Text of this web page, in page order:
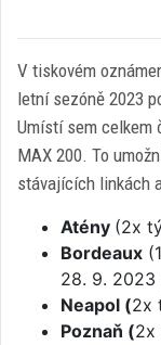
V tiskovém
letní sezóně 2023
Umístí sem celkem
MAX 200. To
stávajících linkách
Atény (2x
Bordeaux
28. 9.
Neapol (2x
Poznaň (2x